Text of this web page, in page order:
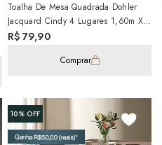
Toalha De Mesa Quadrada Dohler
Jacquard Cindy 4 Lugares 1,60m X
1,60m
R$ 79,90
Comprar
10%OFF